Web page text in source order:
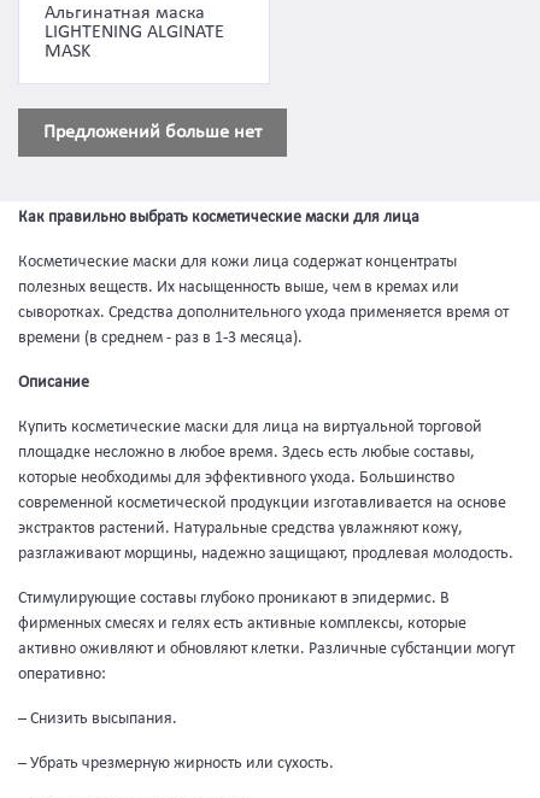
Альгинатная маска
LIGHTENING ALGINATE
MASK
Предложений больше нет
Как правильно выбрать косметические маски для лица
Косметические маски для кожи лица содержат концентраты
полезных веществ. Их насыщенность выше, чем в кремах или
сыворотках. Средства дополнительного ухода применяется время от
времени (в среднем - раз в 1-3 месяца).
Описание
Купить косметические маски для лица на виртуальной торговой
площадке несложно в любое время. Здесь есть любые составы,
которые необходимы для эффективного ухода. Большинство
современной косметической продукции изготавливается на основе
экстрактов растений. Натуральные средства увлажняют кожу,
разглаживают морщины, надежно защищают, продлевая молодость.
Стимулирующие составы глубоко проникают в эпидермис. В
фирменных смесях и гелях есть активные комплексы, которые
активно оживляют и обновляют клетки. Различные субстанции могут
оперативно:
– Снизить высыпания.
– Убрать чрезмерную жирность или сухость.